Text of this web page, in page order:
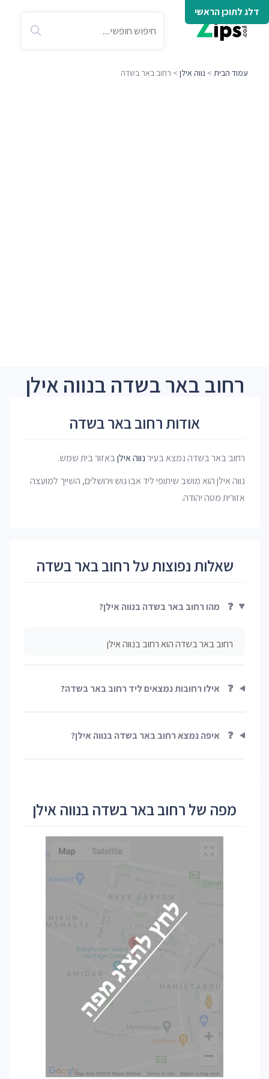
דלג לתוכן הראשי
עמוד הבית > נווה אילן > רחוב באר בשדה
רחוב באר בשדה בנווה אילן
אודות רחוב באר בשדה
רחוב באר בשדה נמצא בעירנווה אילןבאזור בית שמש.
נווה אילן הוא מושב שיתופי ליד אבו גוש וירושלים, השייך למועצה
אזורית מטה יהודה.
שאלות נפוצות על רחוב באר בשדה
❓ מהו רחוב באר בשדה בנווה אילן?
רחוב באר בשדה הוא רחוב בנווה אילן
❓ אילו רחובות נמצאים ליד רחוב באר בשדה?
❓ איפה נמצא רחוב באר בשדה בנווה אילן?
מפה של רחוב באר בשדה בנווה אילן